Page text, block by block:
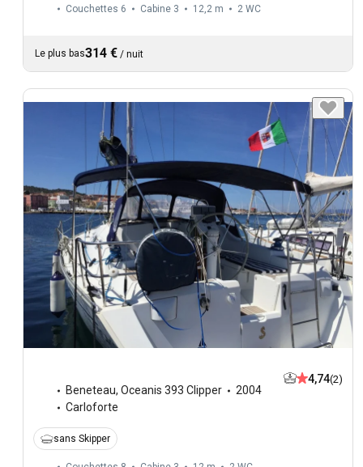
Couchettes 6 Cabine 3 12,2 m 2 WC
Le plus bas314 € / nuit
Beneteau, Oceanis 393 Clipper
2004
Carloforte
4,74(2)
sans Skipper